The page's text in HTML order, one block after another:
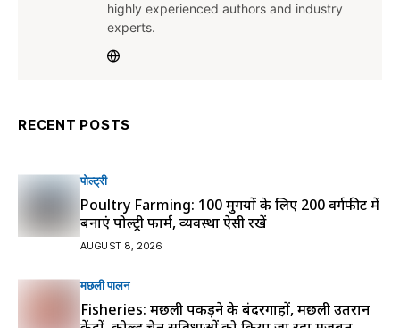
highly experienced authors and industry
experts.
RECENT POSTS
पोल्ट्री
Poultry Farming: 100 मुर्गियों के लिए 200 वर्गफीट में
बनाएं पोल्ट्री फार्म, व्यवस्था ऐसी रखें
AUGUST 8, 2026
मछली पालन
Fisheries: मछली पकड़ने के बंदरगाहों, मछली उतरान